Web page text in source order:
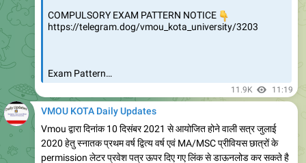
VMOU KOTA Daily Updates pinned «
https://youtu.be/UvsLmJ01LoA
YouTube
Vmou Prcatical Defaulter Form Started
Change Practical Exam City, June 2021